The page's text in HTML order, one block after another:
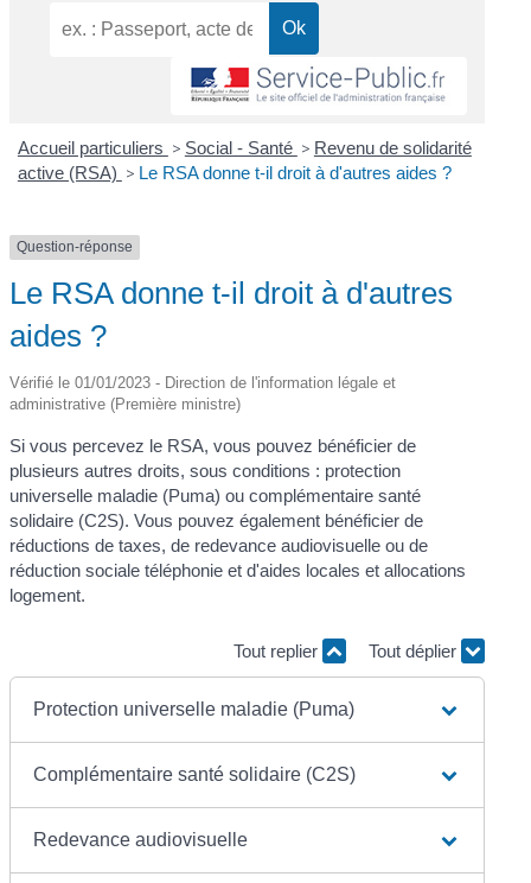
Accueil particuliers > Social - Santé > Revenu de solidarité
active (RSA) > Le RSA donne t-il droit à d'autres aides ?
Question-réponse
Le RSA donne t-il droit à d'autres
aides ?
Vérifié le 01/01/2023 - Direction de l'information légale et
administrative (Première ministre)
Si vous percevez le RSA, vous pouvez bénéficier de
plusieurs autres droits, sous conditions : protection
universelle maladie (Puma) ou complémentaire santé
solidaire (C2S). Vous pouvez également bénéficier de
réductions de taxes, de redevance audiovisuelle ou de
réduction sociale téléphonie et d'aides locales et allocations
logement.
Tout replier Tout déplier
Protection universelle maladie (Puma)
Complémentaire santé solidaire (C2S)
Redevance audiovisuelle